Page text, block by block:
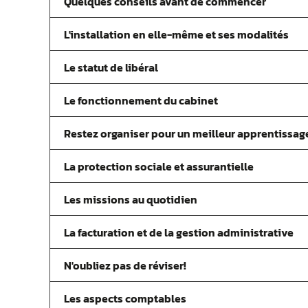
L'installation en elle-même et ses modalités
Le statut de libéral
Le fonctionnement du cabinet
Restez organiser pour un meilleur
La protection sociale et assurantielle
Les missions au quotidien
La facturation et de la gestion administrative
N'oubliez pas de réviser!
Les aspects comptables